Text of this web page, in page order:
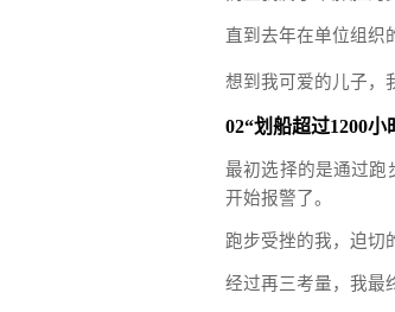
直到去年在单位组织
想到我可爱的儿子，
02“划船超过1200小
最初选择的是通过跑
开始报警了。
跑步受挫的我，迫切
经过再三考量，我最